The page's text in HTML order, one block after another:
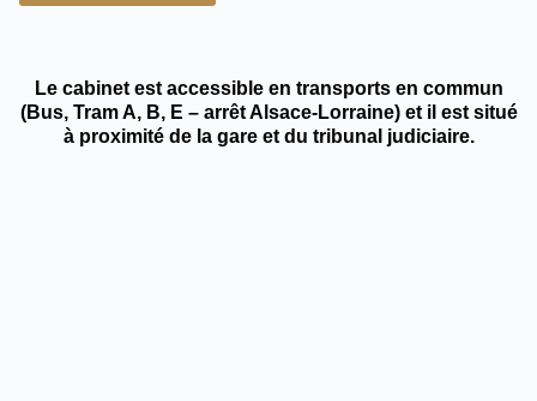
Le cabinet est accessible en transports en commun
(Bus, Tram A, B, E – arrêt Alsace-Lorraine) et il est situé
à proximité de la gare et du tribunal judiciaire.